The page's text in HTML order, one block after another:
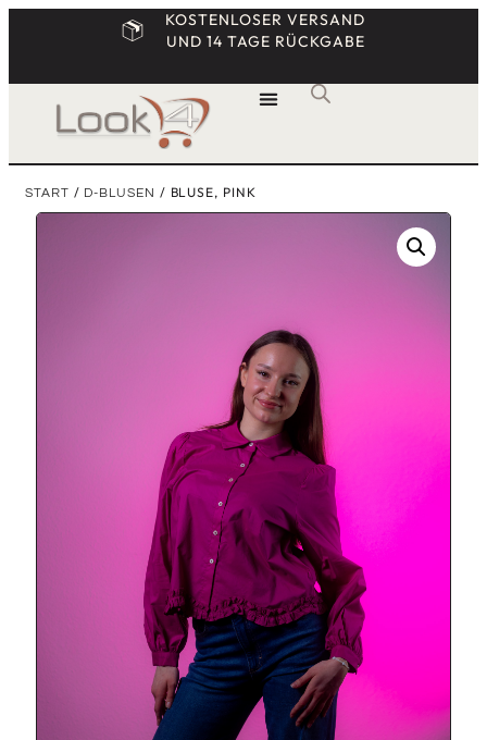
KOSTENLOSER VERSAND
UND 14 TAGE RÜCKGABE
START / D-BLUSEN / BLUSE, PINK